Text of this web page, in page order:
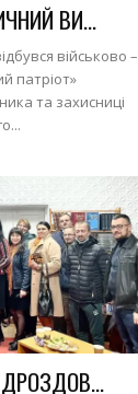
ВИ...
військово –
патріот»
та захисниці